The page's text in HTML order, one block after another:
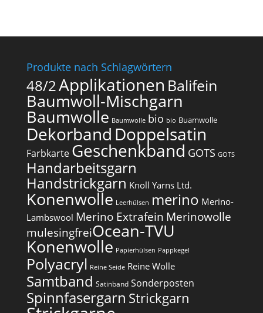
Produkte nach Schlagwörtern
48/2Applikationen Balifein
Baumwoll-Mischgarn
Baumwolle Baumwolle bio bio Buamwolle
Dekorband Doppelsatin
Farbkarte Geschenkband GOTS GOTS
Handarbeitsgarn
Handstrickgarn Knoll Yarns Ltd.
Konenwolle Leerhülsen merino Merino-
Lambswool Merino Extrafein Merinowolle
mulesingfrei​Ocean-TVU
Konenwolle Papierhülsen Pappkegel
Polyacryl Reine Seide Reine Wolle
Samtband Satinband Sonderposten
Spinnfasergarn Strickgarn